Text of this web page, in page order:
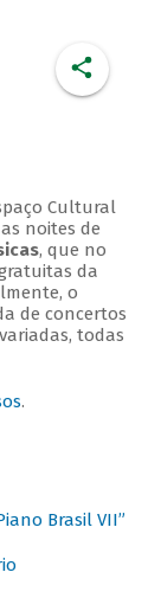
Cultural
noites de
, que no
da
o
de concertos
todas
.
Brasil VII”